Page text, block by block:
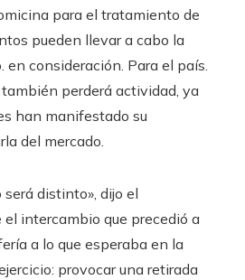
para el tratamiento de
pueden llevar a cabo la
en consideración. Para el país.
perderá actividad, ya
han manifestado su
del mercado.
será distinto», dijo el
intercambio que precedió a
a lo que esperaba en la
provocar una retirada